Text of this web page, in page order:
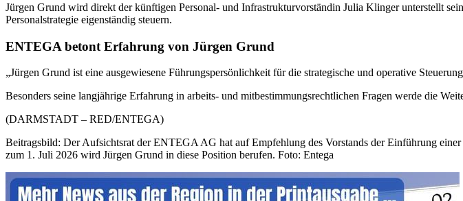
Jürgen Grund wird direkt der künftigen Personal- und Infrastrukturvorständin Julia Klinger unterstellt
Personalstrategie eigenständig steuern.
ENTEGA betont Erfahrung von Jürgen Grund
„Jürgen Grund ist eine ausgewiesene Führungspersönlichkeit für die strategische und operative
Besonders seine langjährige Erfahrung in arbeits- und mitbestimmungsrechtlichen Fragen werde die
(DARMSTADT – RED/ENTEGA)
Beitragsbild: Der Aufsichtsrat der ENTEGA AG hat auf Empfehlung des Vorstands der Einführung
zum 1. Juli 2026 wird Jürgen Grund in diese Position berufen. Foto: Entega